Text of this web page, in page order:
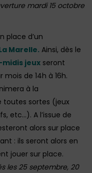
mardi 15 octobre
place d’un
Marelle. Ainsi, dès le
jeux seront
de 14h à 16h.
à la
toutes sortes (jeux
etc…). A l’issue de
alors sur place
: ils seront alors en
jouer sur place.
les 25 septembre, 20